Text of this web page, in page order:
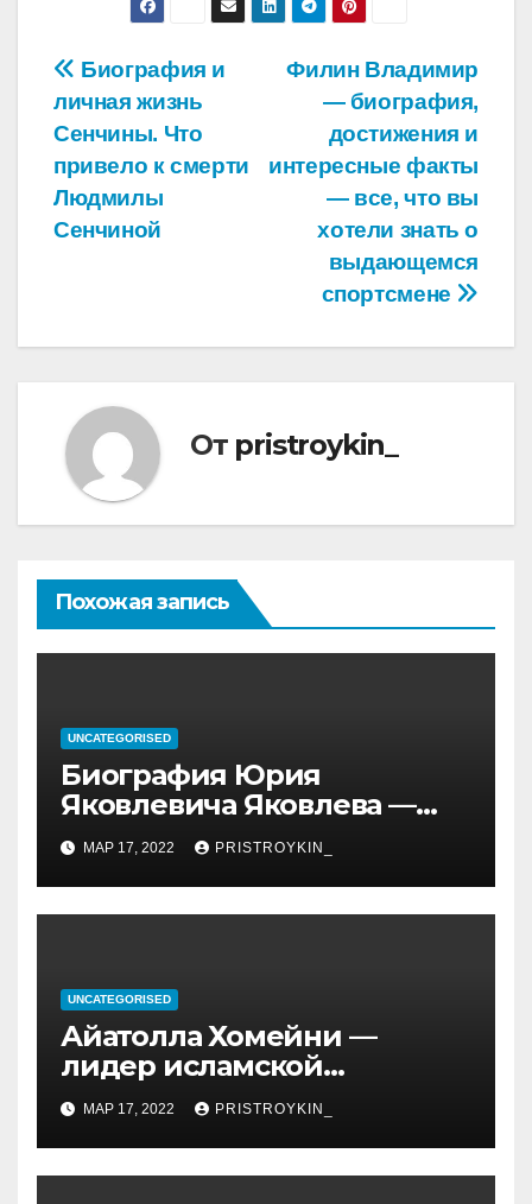
Навигация
по
записям
Филин Владимир
— биография,
достижения и
интересные факты
— все, что вы
хотели знать о
выдающемся
спортсмене
Биография и
личная жизнь
Сенчины. Что
привело к смерти
Людмилы
Сенчиной
От pristroykin_
Похожая запись
UNCATEGORISED
Биография Юрия
Яковлевича Яковлева —
история его личной и
профессиональной жизни
МАР 17, 2022 PRISTROYKIN_
UNCATEGORISED
Айатолла Хомейни —
лидер исламской
революции, его биография
и идеология, роль в
иранской политике и
последствия его
МАР 17, 2022 PRISTROYKIN_